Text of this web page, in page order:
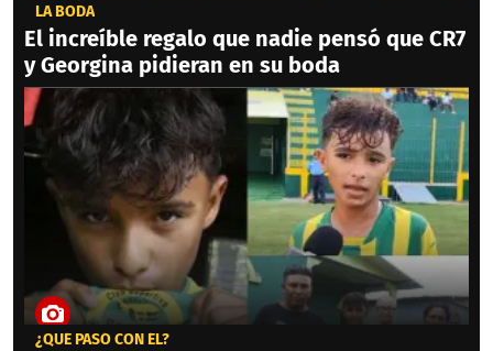
LA BODA
El increíble regalo que nadie pensó que CR7
y Georgina pidieran en su boda
¿QUÉ PASÓ CON ÉL?